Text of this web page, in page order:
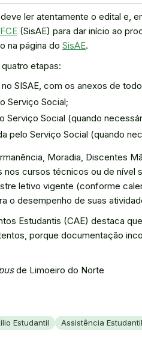
ler atentamente o edital e,
(SisAE) para dar início ao
na página do SisAE.
etapas:
SISAE, com os anexos de
Serviço Social;
Serviço Social (quando
pelo Serviço Social (quando
Moradia, Discentes
nos cursos técnicos ou de nível
letivo vigente (conforme
o desempenho de suas
Estudantis (CAE) destaca
porque documentação
de Limoeiro do Norte
Estudantil Assistência Estudantil